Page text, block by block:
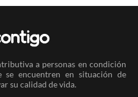
a personas en condición
se encuentren en situación de
su calidad de vida.